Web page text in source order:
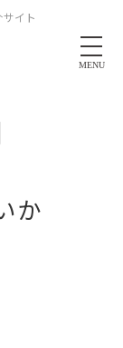
イト
MENU
か